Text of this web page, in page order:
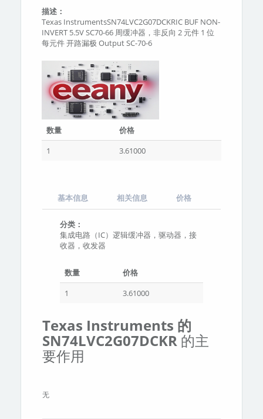
描述：
Texas InstrumentsSN74LVC2G07DCKRIC BUF NON-
INVERT 5.5V SC70-66 周缓冲器，非反向 2 元件 1 位
每元件 开路漏极 Output SC-70-6
数量
价格
1
3.61000
基本信息 相关信息 价格
分类：
集成电路（IC）逻辑缓冲器，驱动器，接
收器，收发器
数量
价格
1
3.61000
Texas Instruments 的
SN74LVC2G07DCKR 的主
要作用
无